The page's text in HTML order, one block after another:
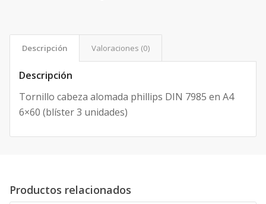
Descripción Valoraciones (0)
Descripción
Tornillo cabeza alomada phillips DIN 7985 en A4
6×60 (blíster 3 unidades)
Productos relacionados